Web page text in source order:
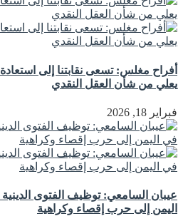
أفراح مغلس: تسعى نقابتنا إلى
يعلي من شأن العقل النقدي
فبراير 18, 2026
عيبان السامعي: توظيف الفتوى
اليمن إلى حرب إقصاء وكراهية